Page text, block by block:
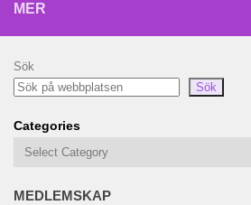
MER
Sök
Sök
Categories
MEDLEMSKAP